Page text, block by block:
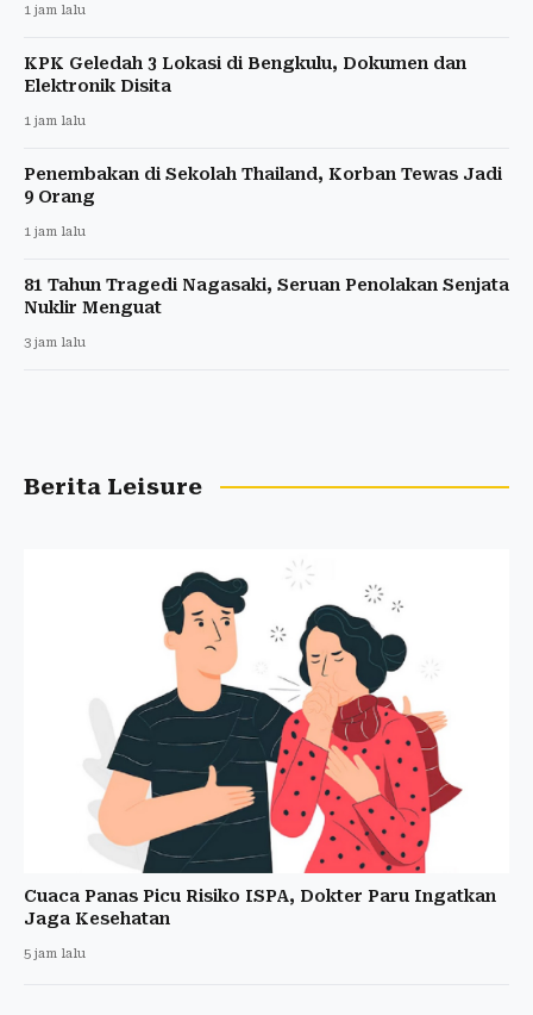
1 jam lalu
KPK Geledah 3 Lokasi di Bengkulu, Dokumen dan
Elektronik Disita
1 jam lalu
Penembakan di Sekolah Thailand, Korban Tewas Jadi
9 Orang
1 jam lalu
81 Tahun Tragedi Nagasaki, Seruan Penolakan Senjata
Nuklir Menguat
3 jam lalu
Berita Leisure
Cuaca Panas Picu Risiko ISPA, Dokter Paru Ingatkan
Jaga Kesehatan
5 jam lalu